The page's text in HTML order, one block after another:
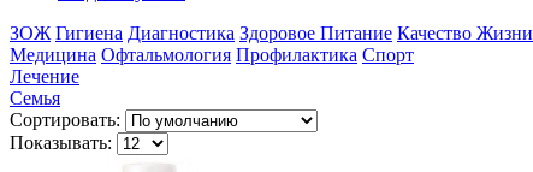
ЗОЖ Гигиена Диагностика Здоровое Питание Качество Жизни
Медицина Офтальмология Профилактика Спорт
Лечение
Семья
Сортировать:
Показывать: